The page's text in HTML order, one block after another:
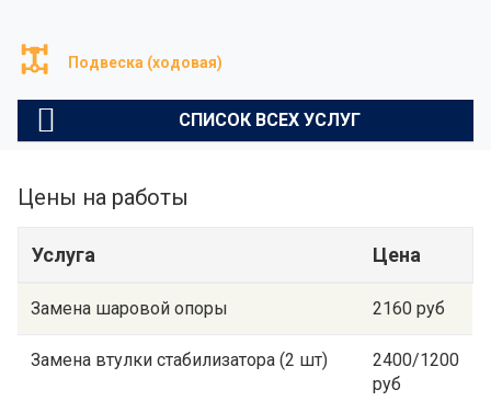
Подвеска (ходовая)
СПИСОК ВСЕХ УСЛУГ
Цены на работы
Услуга Цена
Замена шаровой опоры 2160 руб
Замена втулки стабилизатора (2 шт)
2400/1200
руб